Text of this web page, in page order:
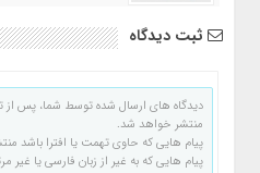
ثبت دیدگاه
دیدگاه های ارسال شده توسط شما، پس از
منتشر خواهد شد.
پیام هایی که حاوی تهمت یا افترا باشد
پیام هایی که به غیر از زبان فارسی یا